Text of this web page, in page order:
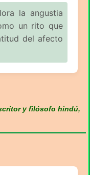
la angustia
un rito que
del afecto
y filósofo hindú,